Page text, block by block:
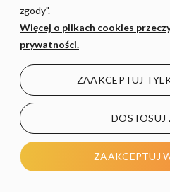
3 x Reflektor LED ECO
zgody".
Więcej o plikach cookies
prywatności.
ZAAKCEPTUJ
DOSTOSUJ
ZAAKCEPTUJ